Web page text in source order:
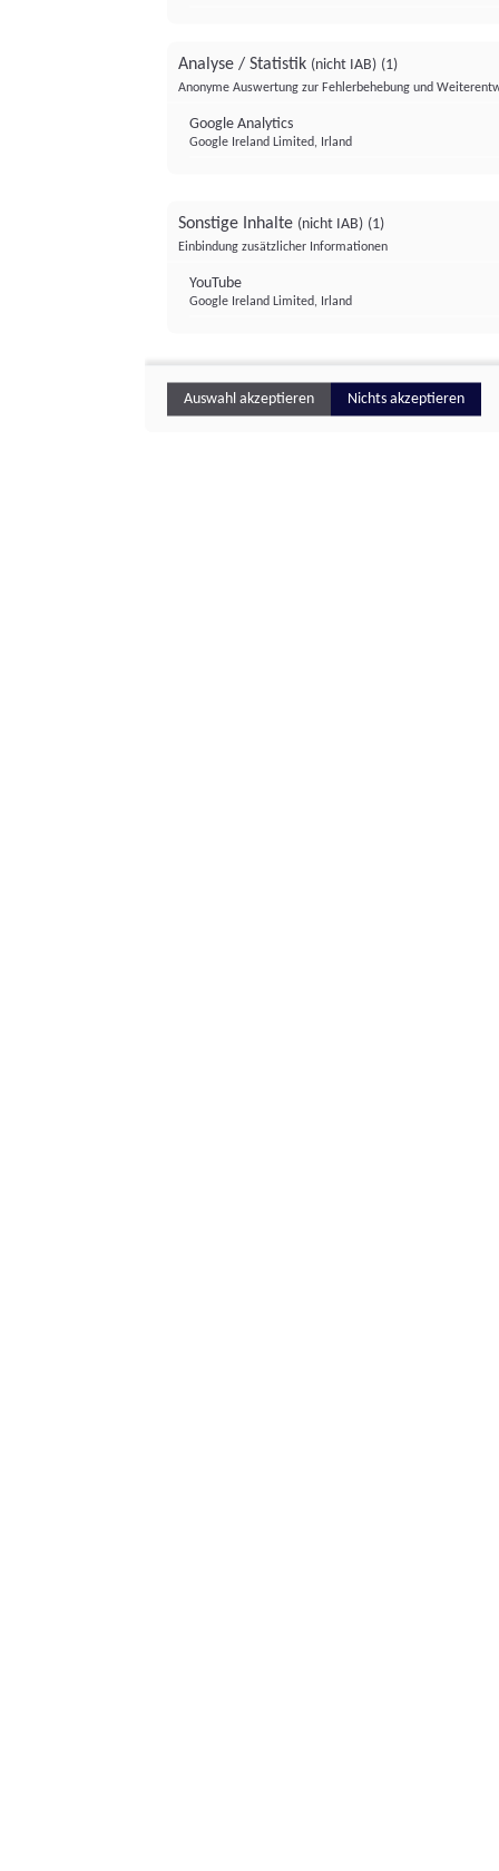
Analyse / Statistik (nicht IAB) (1)
Anonyme Auswertung zur Fehlerbehebung und
Google Analytics
Google Ireland Limited, Irland
Sonstige Inhalte (nicht IAB) (1)
Einbindung zusätzlicher Informationen
YouTube
Google Ireland Limited, Irland
Auswahl akzeptieren Nichts akzeptieren